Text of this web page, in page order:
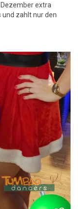
extra
und zahlt nur den